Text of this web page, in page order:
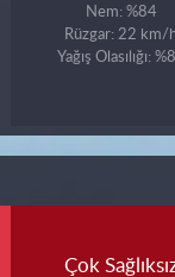
Nem: %84
Rüzgar: 22 km/
Yağış Olasılığı:
Çok